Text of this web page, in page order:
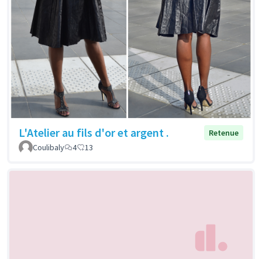
L'Atelier au fils d'or et argent .
Retenue
Coulibaly
4 13